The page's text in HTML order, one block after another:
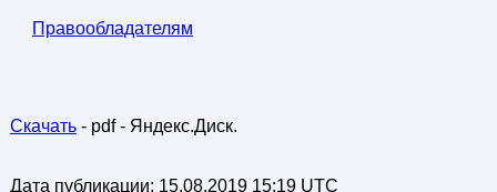
Правообладателям
Скачать- pdf - Яндекс.Диск.
Дата публикации: 15.08.2019 15:19 UTC